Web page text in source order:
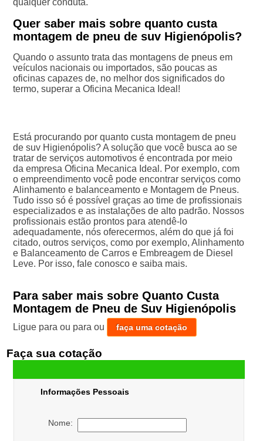
Quer saber mais sobre quanto custa
montagem de pneu de suv Higienópolis?
Quando o assunto trata das montagens de pneus em
veículos nacionais ou importados, são poucas as
oficinas capazes de, no melhor dos significados do
termo, superar a Oficina Mecanica Ideal!
Está procurando por quanto custa montagem de pneu
de suv Higienópolis? A solução que você busca ao se
tratar de serviços automotivos é encontrada por meio
da empresa Oficina Mecanica Ideal. Por exemplo, com
o empreendimento você pode encontrar serviços como
Alinhamento e balanceamento e Montagem de Pneus.
Tudo isso só é possível graças ao time de profissionais
especializados e as instalações de alto padrão. Nossos
profissionais estão prontos para atendê-lo
adequadamente, nós oferecermos, além do que já foi
citado, outros serviços, como por exemplo, Alinhamento
e Balanceamento de Carros e Embreagem de Diesel
Leve. Por isso, fale conosco e saiba mais.
Para saber mais sobre Quanto Custa
Montagem de Pneu de Suv Higienópolis
Ligue para ou para ou faça uma cotação
Faça sua cotação
Informações Pessoais
Nome: